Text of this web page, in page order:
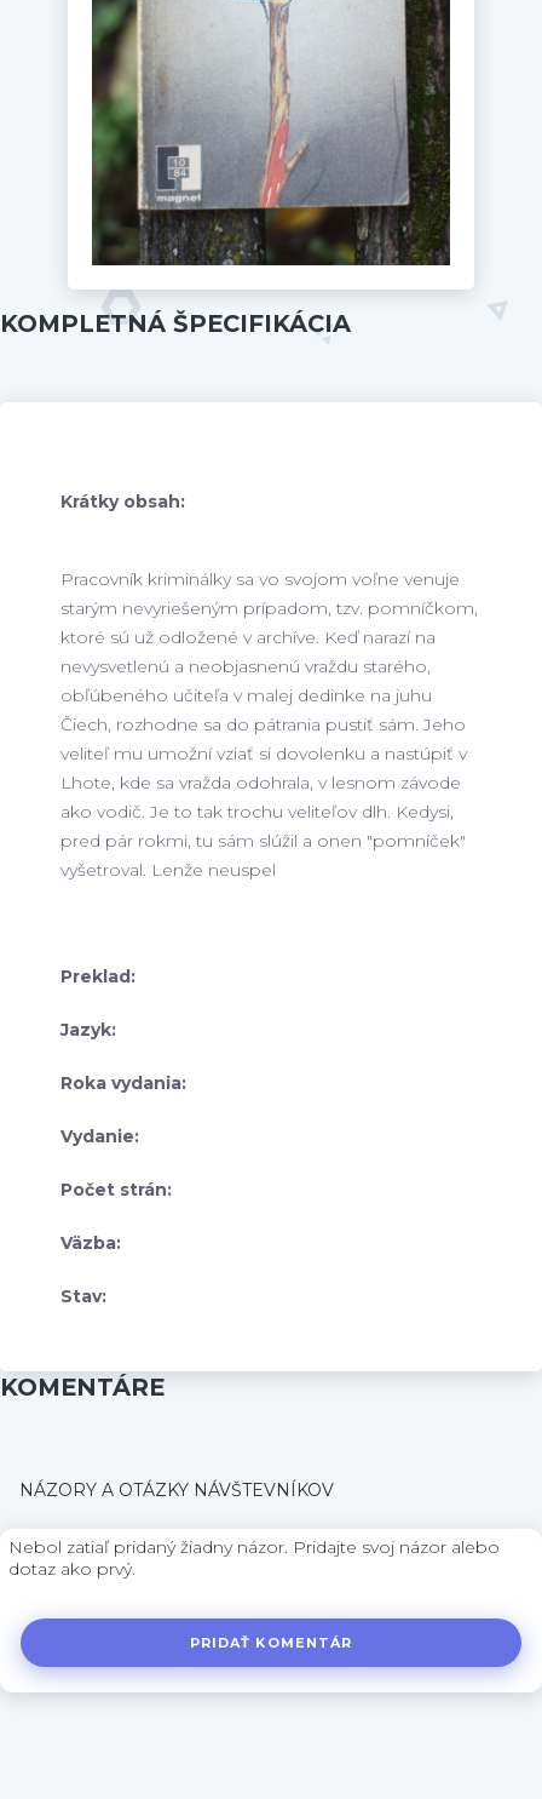
KOMPLETNÁ ŠPECIFIKÁCIA
Krátky obsah:
Pracovník kriminálky sa vo svojom voľne venuje
starým nevyriešeným prípadom, tzv. pomníčkom,
ktoré sú už odložené v archíve. Keď narazí na
nevysvetlenú a neobjasnenú vraždu starého,
obľúbeného učiteľa v malej dedinke na juhu
Čiech, rozhodne sa do pátrania pustiť sám. Jeho
veliteľ mu umožní vziať si dovolenku a nastúpiť v
Lhote, kde sa vražda odohrala, v lesnom závode
ako vodič. Je to tak trochu veliteľov dlh. Kedysi,
pred pár rokmi, tu sám slúžil a onen "pomníček"
vyšetroval. Lenže neuspel
Preklad:
Jazyk:
Roka vydania:
Vydanie:
Počet strán:
Väzba:
Stav:
KOMENTÁRE
NÁZORY A OTÁZKY NÁVŠTEVNÍKOV
Nebol zatiaľ pridaný žiadny názor. Pridajte svoj názor alebo
dotaz ako prvý.
PRIDAŤ KOMENTÁR